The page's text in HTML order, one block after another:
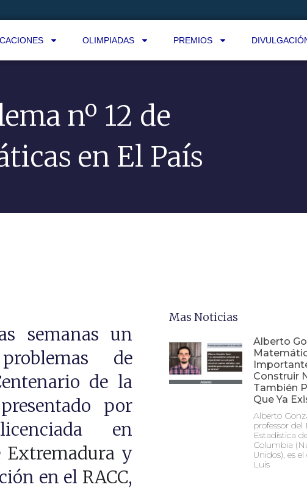
OLIMPIADAS PREMIOS
nº 12 de
en El País
semanas un
de
de la
por
en
Extremaduray
en el RACC,
Mas Noticias
Alberto
Construir
También
Que Ya
Alberto
professor
Estadística
Columbia
Unidos), es
Luis